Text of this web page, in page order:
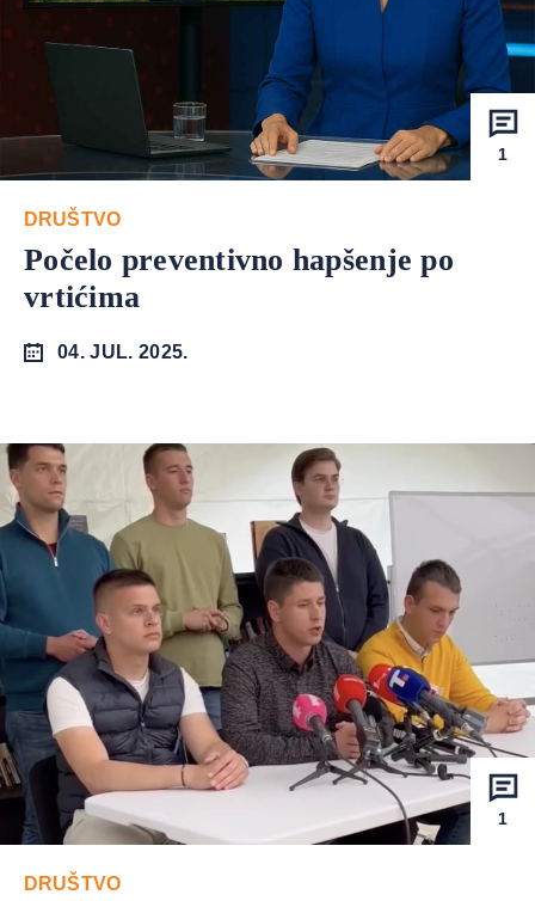
1
DRUŠTVO
Počelo preventivno hapšenje po
vrtićima
04. JUL. 2025.
1
DRUŠTVO